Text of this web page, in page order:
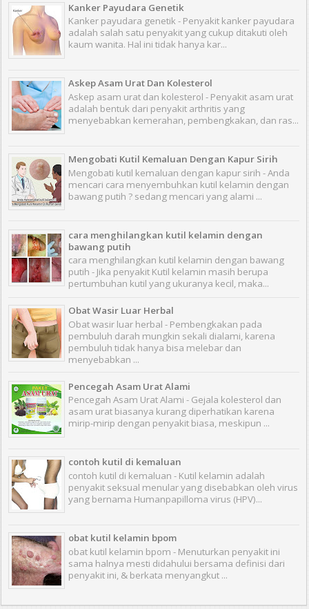
Kanker Payudara Genetik
Kanker payudara genetik - Penyakit kanker payudara
adalah salah satu penyakit yang cukup ditakuti oleh
kaum wanita. Hal ini tidak hanya kar...
Askep Asam Urat Dan Kolesterol
Askep asam urat dan kolesterol - Penyakit asam urat
adalah bentuk dari penyakit arthritis yang
menyebabkan kemerahan, pembengkakan, dan ras...
Mengobati Kutil Kemaluan Dengan Kapur Sirih
Mengobati kutil kemaluan dengan kapur sirih - Anda
mencari cara menyembuhkan kutil kelamin dengan
bawang putih ? sedang mencari yang alami ...
cara menghilangkan kutil kelamin dengan
bawang putih
cara menghilangkan kutil kelamin dengan bawang
putih - Jika penyakit Kutil kelamin masih berupa
pertumbuhan kutil yang ukuranya kecil, maka...
Obat Wasir Luar Herbal
Obat wasir luar herbal - Pembengkakan pada
pembuluh darah mungkin sekali dialami, karena
pembuluh tidak hanya bisa melebar dan
menyebabkan ...
Pencegah Asam Urat Alami
Pencegah Asam Urat Alami - Gejala kolesterol dan
asam urat biasanya kurang diperhatikan karena
mirip-mirip dengan penyakit biasa, meskipun ...
contoh kutil di kemaluan
contoh kutil di kemaluan - Kutil kelamin adalah
penyakit seksual menular yang disebabkan oleh virus
yang bernama Humanpapilloma virus (HPV)...
obat kutil kelamin bpom
obat kutil kelamin bpom - Menuturkan penyakit ini
sama halnya mesti didahului bersama definisi dari
penyakit ini, & berkata menyangkut ...